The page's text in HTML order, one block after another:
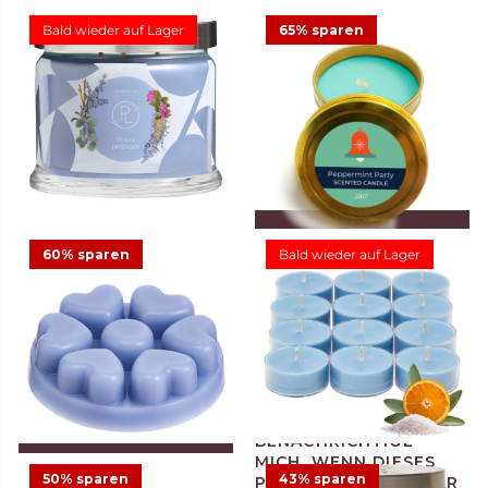
Bald wieder auf Lager
3-Docht-Duftwachsglas
Ocean Lavender
34,95 €
2
65% sparen
LEGEN
Kerze in der Dose
Peppermint Party
3,33 € 9,50 € Angebot
60% sparen
LEGEN
Bald wieder auf Lager
50% sparen 43% sparen